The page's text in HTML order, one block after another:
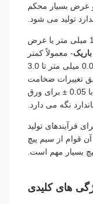
عرض بسیار محکم
تولید می شود.
بر خلاف ورق استاندارد (معمولاً 1000 میلی متر یا عرض
- معمولاً کمتر
از 0.05 میلی متر تا 3.0
تغییرات ضخامت
را تا 0.005 ± میلی متر در مقایسه با 0.05 ± برای ورق
نگه می دارد.
فرآیندهای تولید
قوام از سیم پیچ
بسیار مهم است.
های کلیدی